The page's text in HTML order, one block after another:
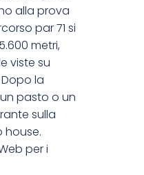
alla prova
par 71 si
metri,
viste su
la
pasto o un
sulla
house.
per i